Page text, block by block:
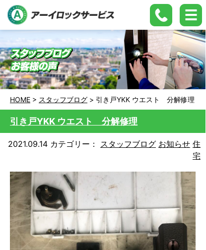
HOME > スタッフブログ > 引き戸YKK ウエスト 分解修理
引き戸YKK ウエスト 分解修理
2021.09.14 カテゴリー： スタッフブログ お知らせ 住
宅